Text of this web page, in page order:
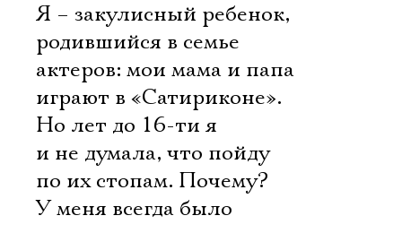
Я – закулисный ребенок,
родившийся в семье
актеров: мои мама и папа
играют в «Сатириконе».
Но лет до 16-ти я
и не думала, что пойду
по их стопам. Почему?
У меня всегда было